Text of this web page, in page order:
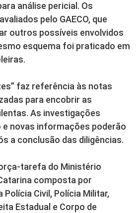
análise pericial. Os
pelo GAECO, que
outros possíveis envolvidos
esquema foi praticado em
faz referência às notas
para encobrir as
As investigações
e novas informações poderão
a conclusão das diligências.
tarefa do Ministério
composta por
Civil, Polícia Militar,
Estadual e Corpo de